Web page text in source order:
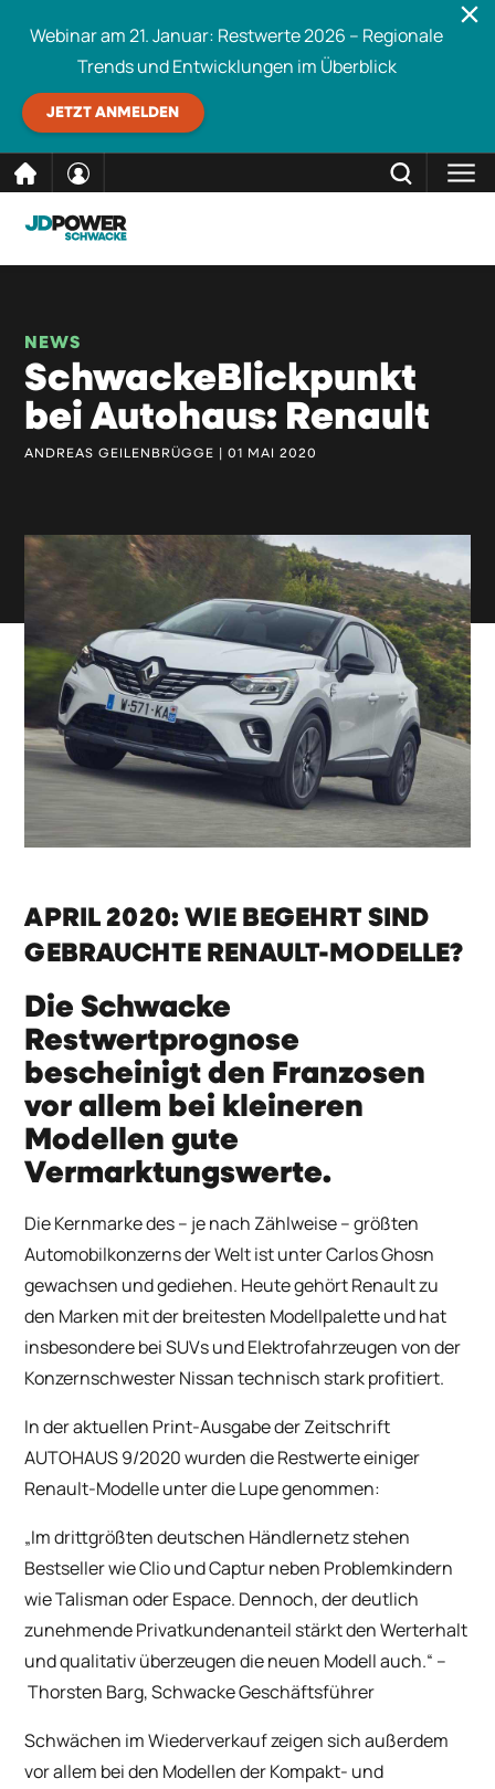
Inhalt
Webinar am 21. Januar: Restwerte 2026 – Regionale
Trends und Entwicklungen im Überblick
JETZT ANMELDEN
NEWS
SchwackeBlickpunkt
bei Autohaus: Renault
ANDREAS GEILENBRÜGGE | 01 MAI 2020
APRIL 2020: WIE BEGEHRT SIND
GEBRAUCHTE RENAULT-MODELLE?
Die Schwacke
Restwertprognose
bescheinigt den Franzosen
vor allem bei kleineren
Modellen gute
Vermarktungswerte.
Die Kernmarke des – je nach Zählweise – größten
Automobilkonzerns der Welt ist unter Carlos Ghosn
gewachsen und gediehen. Heute gehört Renault zu
den Marken mit der breitesten Modellpalette und hat
insbesondere bei SUVs und Elektrofahrzeugen von der
Konzernschwester Nissan technisch stark profitiert.
In der aktuellen Print-Ausgabe der Zeitschrift
AUTOHAUS 9/2020 wurden die Restwerte einiger
Renault-Modelle unter die Lupe genommen:
„Im drittgrößten deutschen Händlernetz stehen
Bestseller wie Clio und Captur neben Problemkindern
wie Talisman oder Espace. Dennoch, der deutlich
zunehmende Privatkundenanteil stärkt den Werterhalt
und qualitativ überzeugen die neuen Modell auch.“ –
Thorsten Barg, Schwacke Geschäftsführer
Schwächen im Wiederverkauf zeigen sich außerdem
vor allem bei den Modellen der Kompakt- und